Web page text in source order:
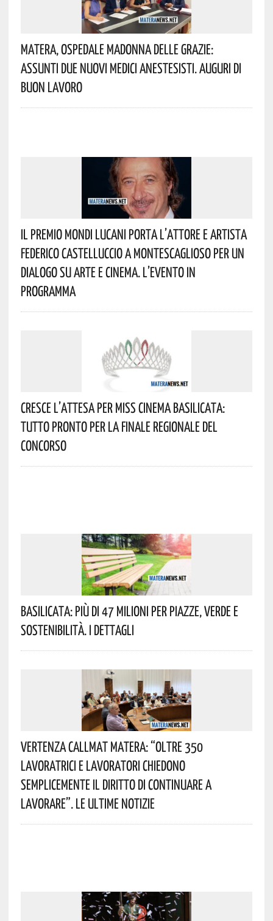
Matera, Ospedale Madonna Delle Grazie:
Assunti Due Nuovi Medici Anestesisti. Auguri Di
Buon Lavoro
Il Premio Mondi Lucani Porta L’attore E Artista
Federico Castelluccio A Montescaglioso Per Un
Dialogo Su Arte E Cinema. L’evento In
Programma
Cresce L’attesa Per Miss Cinema Basilicata:
Tutto Pronto Per La Finale Regionale Del
Concorso
Basilicata: Più Di 47 Milioni Per Piazze, Verde E
Sostenibilità. I Dettagli
Vertenza CallMat Matera: “Oltre 350
Lavoratrici E Lavoratori Chiedono
Semplicemente Il Diritto Di Continuare A
Lavorare”. Le Ultime Notizie